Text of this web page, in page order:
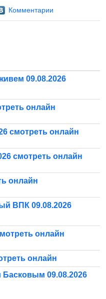
Комментарии
09.08.2026
онлайн
смотреть онлайн
смотреть онлайн
онлайн
ВПК 09.08.2026
онлайн
онлайн
Басковым 09.08.2026